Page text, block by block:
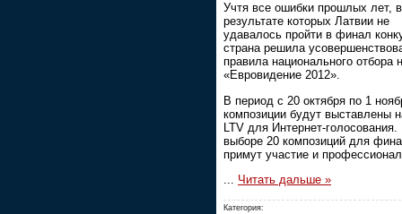
Учтя все ошибки прошлых лет, в
результате которых Латвии не
удавалось пройти в финал
страна решила
правила национального отбора
«Евровидение 2012».
В период с 20 октября по 1
композиции будут выставлены
LTV для Интернет-голосования.
выборе 20 композиций для
примут участие и
Читать дальше »
Категория: